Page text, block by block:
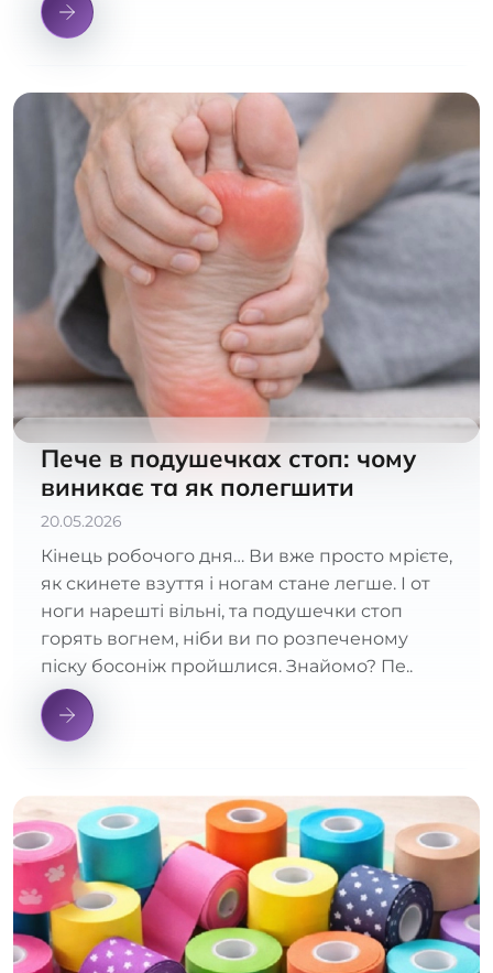
Пече в подушечках стоп: чому
виникає та як полегшити
20.05.2026
Кінець робочого дня… Ви вже просто мрієте,
як скинете взуття і ногам стане легше. І от
ноги нарешті вільні, та подушечки стоп
горять вогнем, ніби ви по розпеченому
піску босоніж пройшлися. Знайомо? Пе..